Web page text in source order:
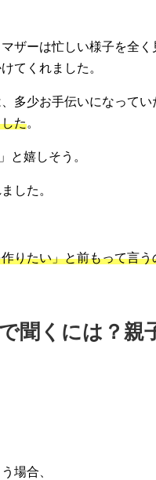
ザーは忙しい様子を全く
てくれました。
多少お手伝いになってい
た。
と嬉しそう。
した。
りたい」と前もって言う
聞くには？親
場合、